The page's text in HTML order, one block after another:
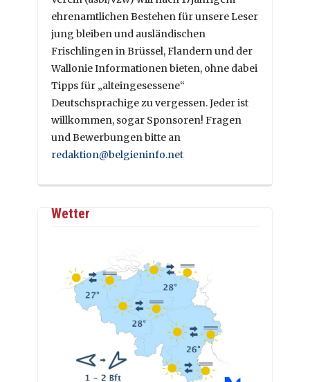
ehrenamtlichen Bestehen für unsere Leser
jung bleiben und ausländischen
Frischlingen in Brüssel, Flandern und der
Wallonie Informationen bieten, ohne dabei
Tipps für „alteingesessene“
Deutschsprachige zu vergessen. Jeder ist
willkommen, sogar Sponsoren! Fragen
und Bewerbungen bitte an
redaktion@belgieninfo.net
Wetter